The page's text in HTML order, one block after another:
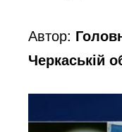
Автор:
Черкаській